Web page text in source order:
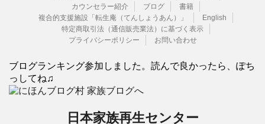
カウンセラー紹介
ブログ
書籍
複合的支援施設「転生庵（てんしょうあん）」
English
特定商取引法（通信販売業法）に基づく表示
プライバシーポリシー
お問い合わせ
ブログランキング参加しました。読んで良かったら、ぽち
っしてね♫
日本家族再生センター